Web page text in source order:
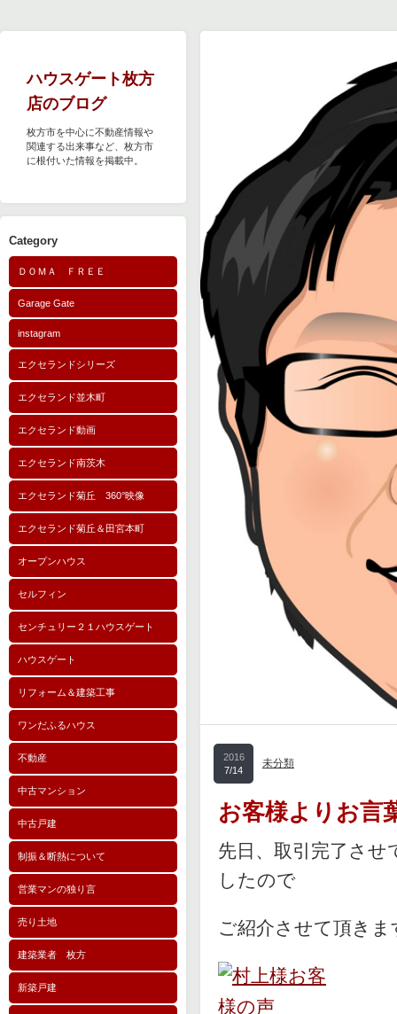
ハウスゲート枚方
店のブログ
枚方市を中心に不動産情報や
関連する出来事など、枚方市
に根付いた情報を掲載中。
Category
ＤＯＭＡ ＦＲＥＥ
Garage Gate
instagram
エクセランドシリーズ
エクセランド並木町
エクセランド動画
エクセランド南茨木
エクセランド菊丘 360°映像
エクセランド菊丘＆田宮本町
オープンハウス
セルフィン
センチュリー２１ハウスゲート
ハウスゲート
リフォーム＆建築工事
ワンだふるハウス
不動産
中古マンション
中古戸建
制振＆断熱について
営業マンの独り言
売り土地
建築業者 枚方
新築戸建
2016
7/14
未分類
お客様よりお言
先日、取引完了さ
したので
ご紹介させて頂きま